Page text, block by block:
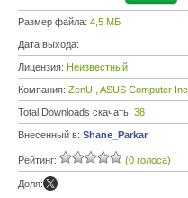
Размер файла: 4,5 МБ
Дата выхода:
Лицензия: Неизвестный
Компания: ZenUI, ASUS Computer Inc.
Total Downloads скачать: 38
Внесенный в: Shane_Parkar
Рейтинг: (0 голоса)
Доля: